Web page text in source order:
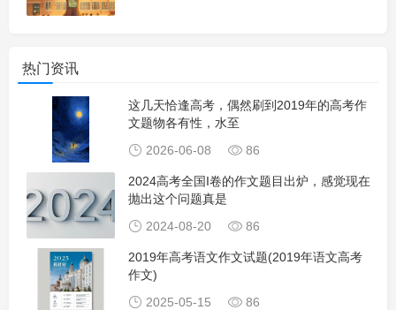
热门资讯
这几天恰逢高考，偶然刷到2019年的高考作
文题物各有性，水至
2026-06-08
86
2024高考全国I卷的作文题目出炉，感觉现在
抛出这个问题真是
2024-08-20
86
2019年高考语文作文试题(2019年语文高考
作文)
2025-05-15
86